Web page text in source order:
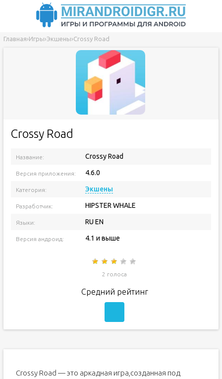
Главная›Игры›Экшены›Crossy Road
Crossy Road
Название: Crossy Road
Версия приложения: 4.6.0
Категория: Экшены
Разработчик: HIPSTER WHALE
Языки: RU EN
Версия андроид: 4.1 и выше
2 голоса
Средний рейтинг
Crossy Road — это аркадная игра,созданная под